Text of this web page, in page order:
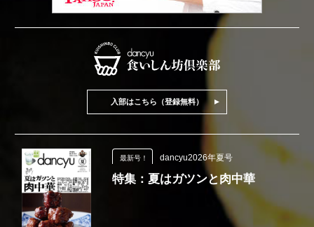
入部はこちら（登録無料）
最新号！ dancyu2026年夏号
特集：夏はガツンと肉中華